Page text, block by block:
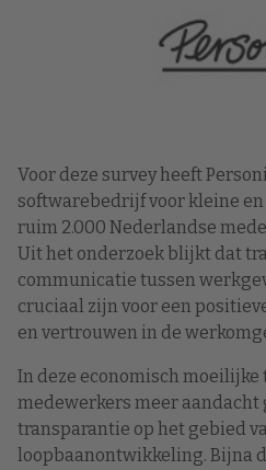
Voor deze survey heeft
softwarebedrijf voor kleine
ruim 2.000 Nederlandse
Uit het onderzoek blijkt dat
communicatie tussen
cruciaal zijn voor een
en vertrouwen in de
In deze economisch
medewerkers meer aandacht
transparantie op het gebied
loopbaanontwikkeling. Bijna